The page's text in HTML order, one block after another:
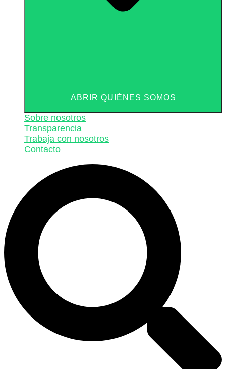
ABRIR QUIÉNES SOMOS
Sobre nosotros
Transparencia
Trabaja con nosotros
Contacto